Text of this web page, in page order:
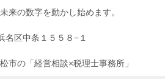
来の数字を動かし始めます。
区中条１５５８−１
市の「経営相談×税理士事務所」